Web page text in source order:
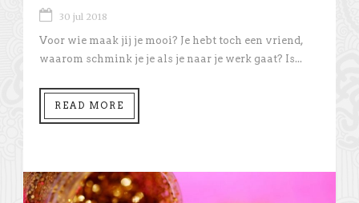
30 jul 2018
Voor wie maak jij je mooi? Je hebt toch een vriend,
waarom schmink je je als je naar je werk gaat? Is...
READ MORE